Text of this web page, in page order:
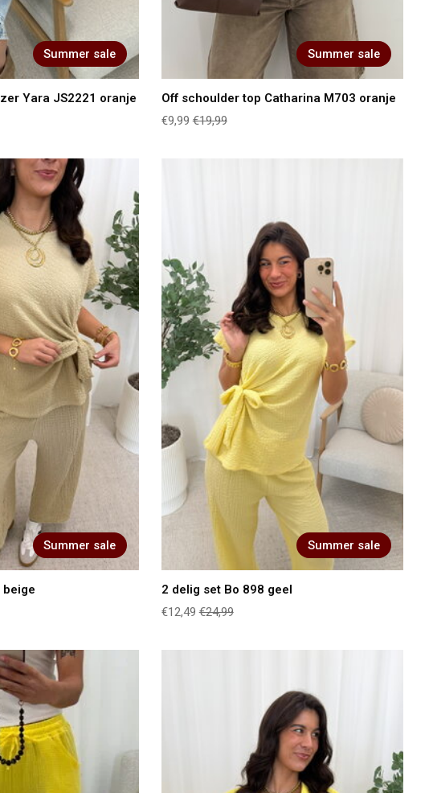
Summer sale
Yara JS2221 oranje
Summer sale
Off schoulder top Catharina M703 oranje
€9,99 €19,99
Summer sale
beige
Summer sale
2 delig set Bo 898 geel
€12,49 €24,99